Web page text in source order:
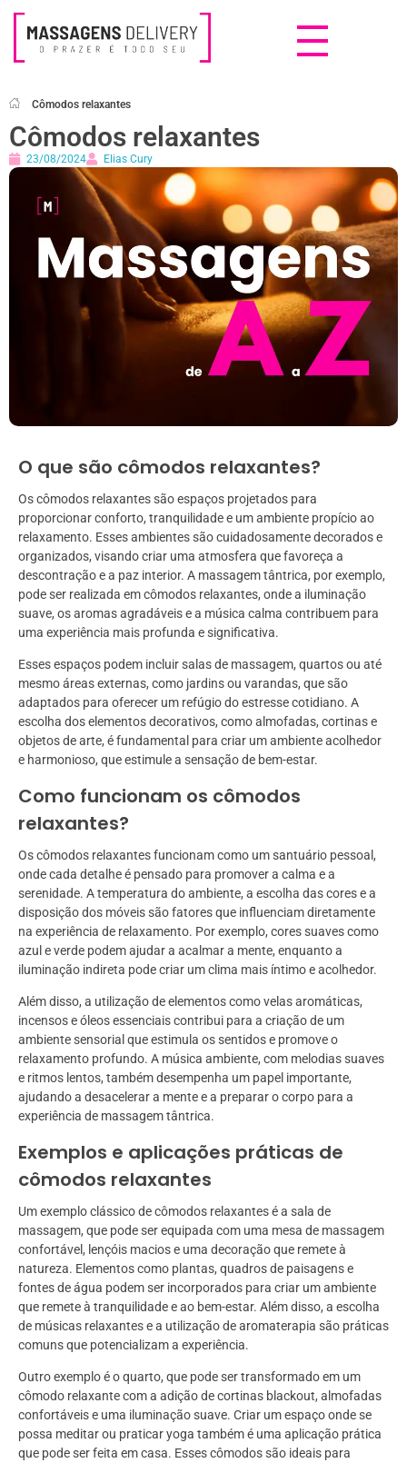
Cômodos relaxantes
Cômodos relaxantes
23/08/2024 Elias Cury
O que são cômodos relaxantes?
Os cômodos relaxantes são espaços projetados para
proporcionar conforto, tranquilidade e um ambiente propício ao
relaxamento. Esses ambientes são cuidadosamente decorados e
organizados, visando criar uma atmosfera que favoreça a
descontração e a paz interior. A massagem tântrica, por exemplo,
pode ser realizada em cômodos relaxantes, onde a iluminação
suave, os aromas agradáveis e a música calma contribuem para
uma experiência mais profunda e significativa.
Esses espaços podem incluir salas de massagem, quartos ou até
mesmo áreas externas, como jardins ou varandas, que são
adaptados para oferecer um refúgio do estresse cotidiano. A
escolha dos elementos decorativos, como almofadas, cortinas e
objetos de arte, é fundamental para criar um ambiente acolhedor
e harmonioso, que estimule a sensação de bem-estar.
Como funcionam os cômodos
relaxantes?
Os cômodos relaxantes funcionam como um santuário pessoal,
onde cada detalhe é pensado para promover a calma e a
serenidade. A temperatura do ambiente, a escolha das cores e a
disposição dos móveis são fatores que influenciam diretamente
na experiência de relaxamento. Por exemplo, cores suaves como
azul e verde podem ajudar a acalmar a mente, enquanto a
iluminação indireta pode criar um clima mais íntimo e acolhedor.
Além disso, a utilização de elementos como velas aromáticas,
incensos e óleos essenciais contribui para a criação de um
ambiente sensorial que estimula os sentidos e promove o
relaxamento profundo. A música ambiente, com melodias suaves
e ritmos lentos, também desempenha um papel importante,
ajudando a desacelerar a mente e a preparar o corpo para a
experiência de massagem tântrica.
Exemplos e aplicações práticas de
cômodos relaxantes
Um exemplo clássico de cômodos relaxantes é a sala de
massagem, que pode ser equipada com uma mesa de massagem
confortável, lençóis macios e uma decoração que remete à
natureza. Elementos como plantas, quadros de paisagens e
fontes de água podem ser incorporados para criar um ambiente
que remete à tranquilidade e ao bem-estar. Além disso, a escolha
de músicas relaxantes e a utilização de aromaterapia são práticas
comuns que potencializam a experiência.
Outro exemplo é o quarto, que pode ser transformado em um
cômodo relaxante com a adição de cortinas blackout, almofadas
confortáveis e uma iluminação suave. Criar um espaço onde se
possa meditar ou praticar yoga também é uma aplicação prática
que pode ser feita em casa. Esses cômodos são ideais para